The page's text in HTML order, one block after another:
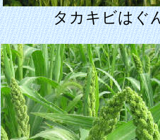
タカキビはぐ